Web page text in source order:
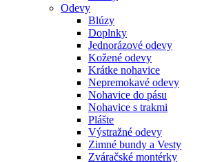
Odevy
Blúzy
Doplnky
Jednorázové odevy
Kožené odevy
Krátke nohavice
Nepremokavé odevy
Nohavice do pásu
Nohavice s trakmi
Plášte
Výstražné odevy
Zimné bundy a Vesty
Zváračské montérky